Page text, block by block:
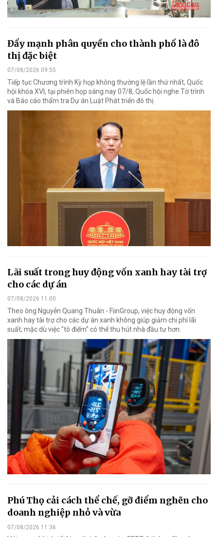
Đẩy mạnh phân quyền cho thành phố là đô
thị đặc biệt
07/08/2026 09:55
Tiếp tục Chương trình Kỳ họp không thường lệ lần thứ nhất, Quốc
hội khóa XVI, tại phiên họp sáng nay 07/8, Quốc hội nghe Tờ trình
và Báo cáo thẩm tra Dự án Luật Phát triển đô thị.
Lãi suất trong huy động vốn xanh hay tài trợ
cho các dự án
07/08/2026 11:00
Theo ông Nguyễn Quang Thuân - FiinGroup, việc huy động vốn
xanh hay tài trợ cho các dự án xanh không giúp giảm chi phí lãi
suất; mặc dù việc "tô điểm" có thể thu hút nhà đầu tư hơn.
Phú Thọ cải cách thể chế, gỡ điểm nghẽn cho
doanh nghiệp nhỏ và vừa
07/08/2026 11:36